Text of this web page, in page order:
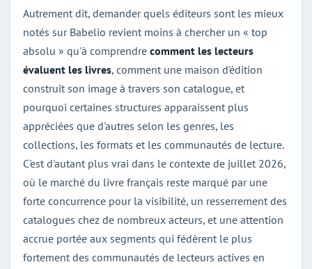
Autrement dit, demander quels éditeurs sont les mieux
notés sur Babelio revient moins à chercher un « top
absolu » qu'à comprendre comment les lecteurs
évaluent les livres, comment une maison d'édition
construit son image à travers son catalogue, et
pourquoi certaines structures apparaissent plus
appréciées que d'autres selon les genres, les
collections, les formats et les communautés de lecture.
C'est d'autant plus vrai dans le contexte de juillet 2026,
où le marché du livre français reste marqué par une
forte concurrence pour la visibilité, un resserrement des
catalogues chez de nombreux acteurs, et une attention
accrue portée aux segments qui fédèrent le plus
fortement des communautés de lecteurs actives en